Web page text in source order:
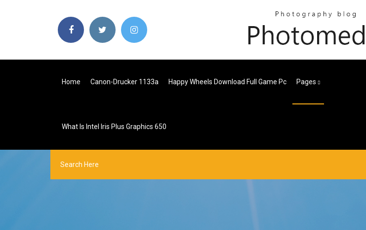
Home Canon-Drucker 1133a Happy Wheels Download Full Game Pc Pages
What Is Intel Iris Plus Graphics 650